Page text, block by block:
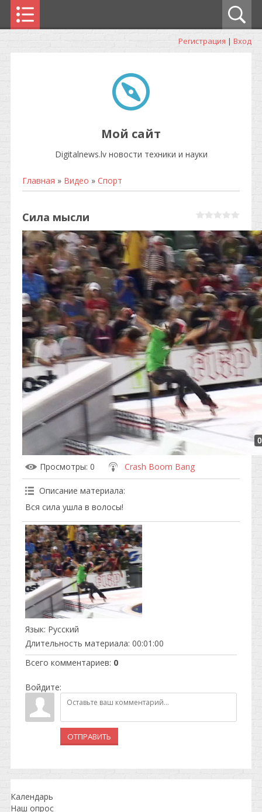
Регистрация | Вход
Мой сайт
Digitalnews.lv новости техники и науки
Главная » Видео » Спорт
Сила мысли
Просмотры: 0 Crash Boom Bang
Описание материала:
Вся сила ушла в волосы!
Язык: Русский
Длительность материала: 00:01:00
Всего комментариев: 0
Войдите:
ОТПРАВИТЬ
Календарь
Наш опрос